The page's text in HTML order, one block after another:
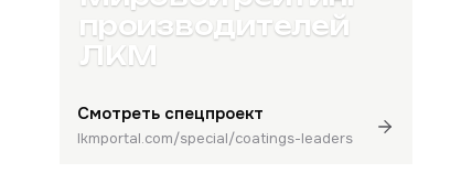
производителей
ЛКМ
Смотреть спецпроект
lkmportal.com/special/coatings-leaders